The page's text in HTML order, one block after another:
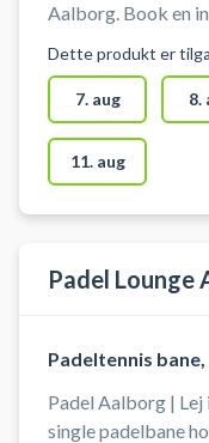
Aalborg. Book en indendørs single
tennis med 8
Match Padel
på Nibevej 58,
Parkering er gratis
padel tennis bane
Padel i Aalborg, så
(Fra 1.April 2026) Bat kan lejes til
20 kr. pr. bat. Det
Dette produkt er
7. aug 8.
11. aug
Padel Lounge
Padeltennis
Padel Aalborg | Lej
single padelbane